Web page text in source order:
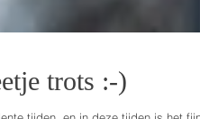
trots :-)